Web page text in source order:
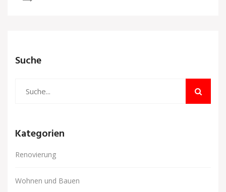
Suche
Kategorien
Renovierung
Wohnen und Bauen